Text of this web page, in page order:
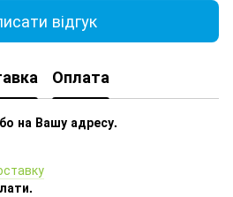
відгук
Оплата
на Вашу адресу.